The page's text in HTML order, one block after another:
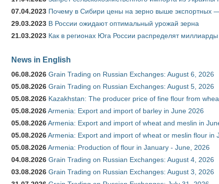
07.04.2023 Почему в Сибири цены на зерно выше экспортных
29.03.2023 В России ожидают оптимальный урожай зерна
21.03.2023 Как в регионах Юга России распределят
News in English
06.08.2026 Grain Trading on Russian Exchanges: August 6, 2026
05.08.2026 Grain Trading on Russian Exchanges: August 5, 2026
05.08.2026 Kazakhstan: The producer price of fine flour from
05.08.2026Armenia: Export and import of barley in June 2026
05.08.2026Armenia: Export and import of wheat and meslin in
05.08.2026Armenia: Export and import of wheat or meslin flour in
05.08.2026Armenia: Production of flour in January - June, 2026
04.08.2026 Grain Trading on Russian Exchanges: August 4, 2026
03.08.2026 Grain Trading on Russian Exchanges: August 3, 2026